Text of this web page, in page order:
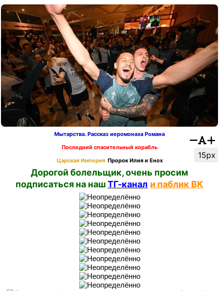
15px
Мытарства. Рассказ иеромонаха Романа
Последний спасительный корабль
Царская Империя Пророк Илия и Енох
Дорогой болельщик, очень просим
подписаться на нашТГ-канал и паблик ВК